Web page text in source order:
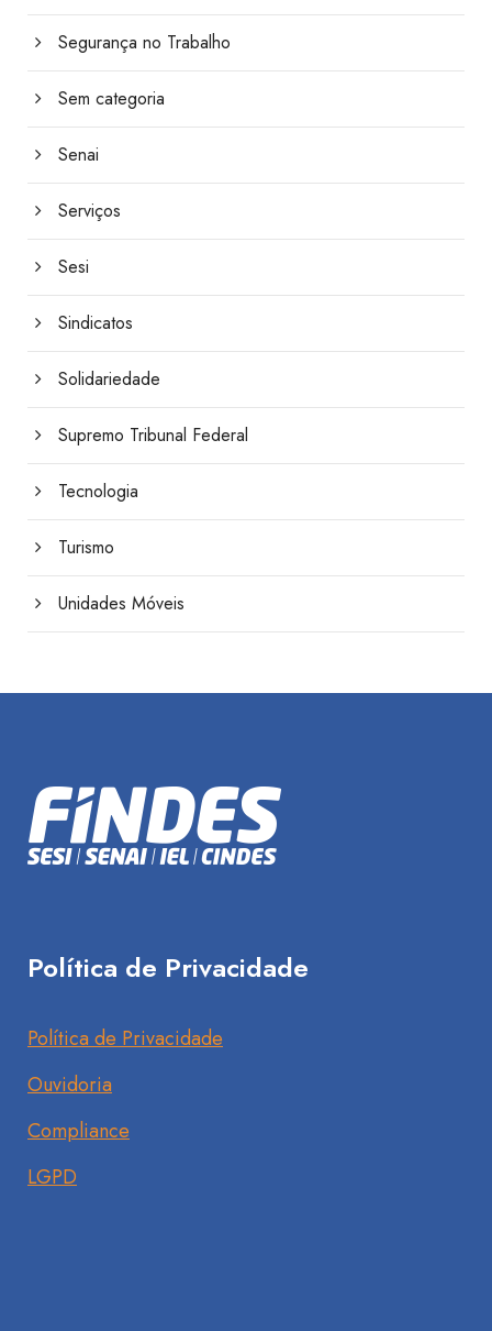
Segurança no Trabalho
Sem categoria
Senai
Serviços
Sesi
Sindicatos
Solidariedade
Supremo Tribunal Federal
Tecnologia
Turismo
Unidades Móveis
Política de Privacidade
Política de Privacidade
Ouvidoria
Compliance
LGPD